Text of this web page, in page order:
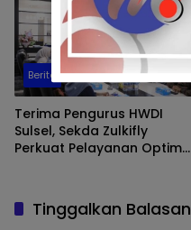
Berita
Terima Pengurus HWDI
Sulsel, Sekda Zulkifly
Perkuat Pelayanan Optimal
Tinggalkan Balasan